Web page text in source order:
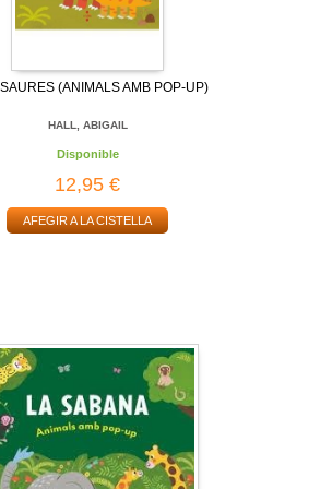
(ANIMALS AMB POP-UP)
HALL, ABIGAIL
Disponible
12,95 €
AFEGIR A LA CISTELLA